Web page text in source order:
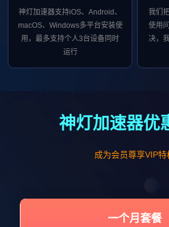
神灯加速器支持iOS、Android、
macOS、Windows多平台安装使
用，最多支持个人3台设备同时
运行
我们
使用
决，
神灯加速器优
成为会员尊享VIP特
一个月套餐